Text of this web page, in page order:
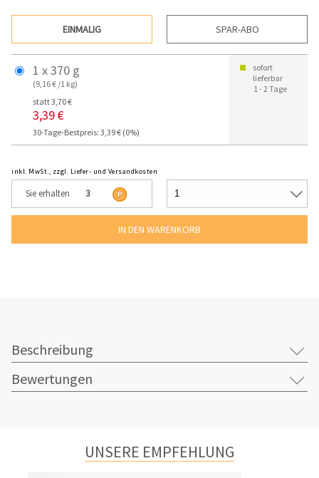
EINMALIG SPAR-ABO
1 x 370 g
(9,16 € /1 kg)
statt 3,70 €
3,39 €
30-Tage-Bestpreis: 3,39 € (0%)
sofort
lieferbar
1 - 2 Tage
inkl. MwSt., zzgl. Liefer- und Versandkosten
Sie erhalten 3
Beschreibung
Bewertungen
UNSERE EMPFEHLUNG